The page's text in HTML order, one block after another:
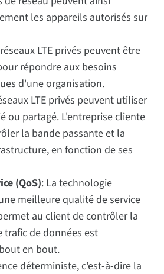
les appareils autorisés sur
LTE privés peuvent être
répondre aux besoins
d'une organisation.
LTE privés peuvent utiliser
ou partagé. L'entreprise cliente
la bande passante et la
en fonction de ses
(QoS): La technologie
meilleure qualité de service
au client de contrôler la
trafic de données est
en bout.
déterministe, c'est-à-dire la